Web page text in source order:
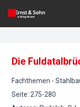
Die
Fachthemen -
Seite: 275-280